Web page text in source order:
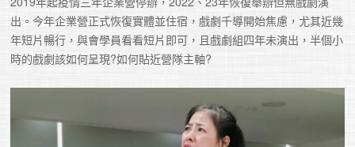
出。今年企業營正式恢復實體並住宿，戲劇千導開始焦慮，尤其近幾
年短片暢行，與會學員看看短片即可，且戲劇組四年未演出，半個小
時的戲劇該如何呈現?如何貼近營隊主軸?